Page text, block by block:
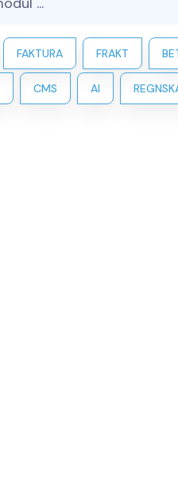
FAKTURA FRAKT
CMS AI